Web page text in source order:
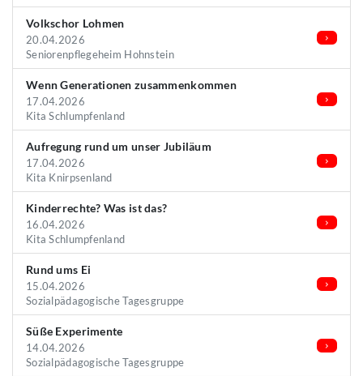
Volkschor Lohmen
20.04.2026
Seniorenpflegeheim Hohnstein
Wenn Generationen zusammenkommen
17.04.2026
Kita Schlumpfenland
Aufregung rund um unser Jubiläum
17.04.2026
Kita Knirpsenland
Kinderrechte? Was ist das?
16.04.2026
Kita Schlumpfenland
Rund ums Ei
15.04.2026
Sozialpädagogische Tagesgruppe
Süße Experimente
14.04.2026
Sozialpädagogische Tagesgruppe